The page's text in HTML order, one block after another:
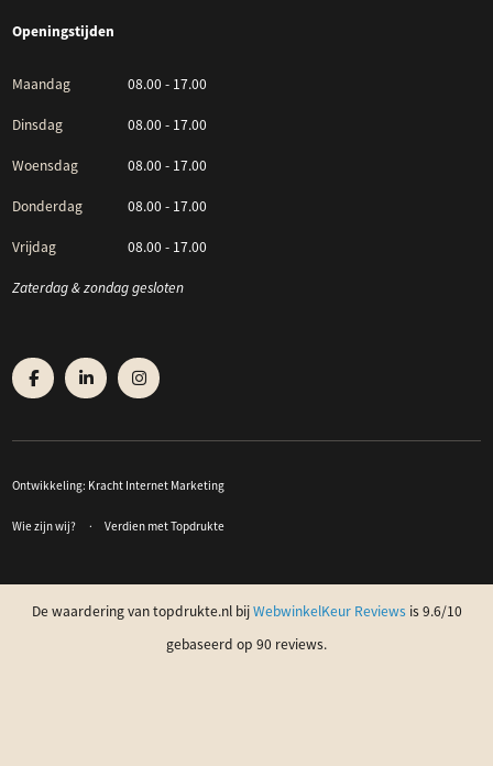
Openingstijden
Maandag 08.00 - 17.00
Dinsdag 08.00 - 17.00
Woensdag 08.00 - 17.00
Donderdag 08.00 - 17.00
Vrijdag 08.00 - 17.00
Zaterdag & zondag gesloten
Ontwikkeling: Kracht Internet Marketing
Wie zijn wij? Verdien met Topdrukte
De waardering van topdrukte.nl bijWebwinkelKeur Reviewsis 9.6/10
gebaseerd op 90 reviews.